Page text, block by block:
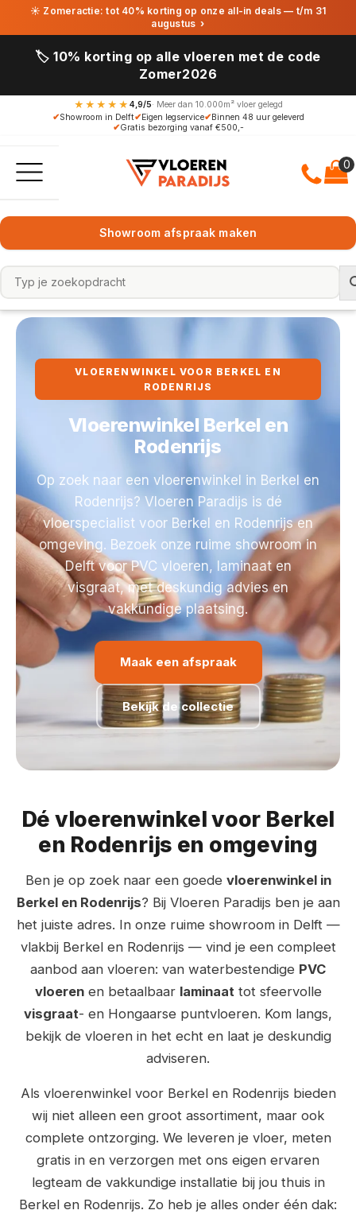
☀ Zomeractie: tot 40% korting op onze all-in deals — t/m 31
augustus ›
🏷️ 10% korting op alle vloeren met de code
Zomer2026
★★★★★ 4,9/5· Meer dan 10.000m² vloer gelegd
✔Showroom in Delft✔Eigen legservice✔Binnen 48 uur geleverd
✔Gratis bezorging vanaf €500,-
Showroom afspraak maken
VLOERENWINKEL VOOR BERKEL EN
RODENRIJS
Vloerenwinkel Berkel en
Rodenrijs
Op zoek naar een vloerenwinkel in Berkel en
Rodenrijs? Vloeren Paradijs is dé
vloerspecialist voor Berkel en Rodenrijs en
omgeving. Bezoek onze ruime showroom in
Delft voor PVC vloeren, laminaat en
visgraat, met deskundig advies en
vakkundige plaatsing.
Maak een afspraak
Bekijk de collectie
Dé vloerenwinkel voor Berkel
en Rodenrijs en omgeving
Ben je op zoek naar een goede vloerenwinkel in
Berkel en Rodenrijs? Bij Vloeren Paradijs ben je aan
het juiste adres. In onze ruime showroom in Delft —
vlakbij Berkel en Rodenrijs — vind je een compleet
aanbod aan vloeren: van waterbestendige PVC
vloerenen betaalbaar laminaattot sfeervolle
visgraat- en Hongaarse puntvloeren. Kom langs,
bekijk de vloeren in het echt en laat je deskundig
adviseren.
Als vloerenwinkel voor Berkel en Rodenrijs bieden
wij niet alleen een groot assortiment, maar ook
complete ontzorging. We leveren je vloer, meten
gratis in en verzorgen met ons eigen ervaren
legteam de vakkundige installatie bij jou thuis in
Berkel en Rodenrijs. Zo heb je alles onder één dak: